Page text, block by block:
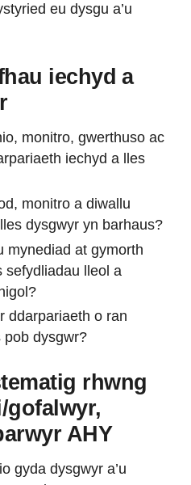
eu dysgu a’u
iechyd a
monitro, gwerthuso ac
iechyd a lles
monitro a diwallu
dysgwyr yn barhaus?
mynediad at gymorth
sefydliadau lleol a
ddarpariaeth o ran
pob dysgwr?
rhwng
gofalwyr,
AHY
gyda dysgwyr a’u